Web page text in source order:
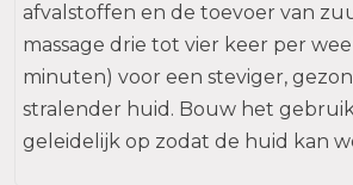
afvalstoffen en de toevoer van
massage drie tot vier keer per
minuten) voor een steviger,
stralender huid. Bouw het
geleidelijk op zodat de huid kan